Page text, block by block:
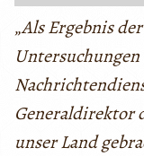
„Als Ergebnis
Generaldirektor
unser Land